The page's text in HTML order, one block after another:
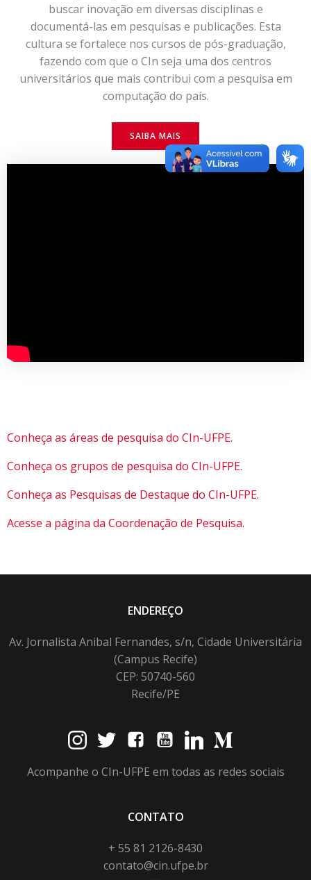
buscar inovação em diversas disciplinas e
documentá-las em pesquisas e publicações. Esta
cultura se fortalece nos cursos de pós-graduação,
fazendo com que o CIn seja uma dos centros
universitários que mais contribui com a pesquisa em
computação do país.
SAIBA MAIS
Conheça as áreas de pesquisa do CIn-UFPE.
Conheça os grupos de pesquisa do CIn-UFPE.
Conheça as Pesquisas de Destaque do CIn-UFPE.
Acesse a página da Coordenação de Pesquisa.
ENDEREÇO
Av. Jornalista Anibal Fernandes, s/n, Cidade Universitária
(Campus Recife)
CEP: 50740-560
Recife/PE
Acompanhe o CIn-UFPE em todas as redes sociais
CONTATO
+ 55 81 2126-8430
contato@cin.ufpe.br